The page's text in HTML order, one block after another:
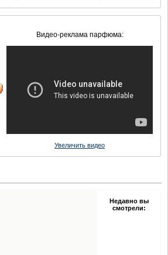
Видео-реклама парфюма:
Увеличить видео
Недавно вы
смотрели: